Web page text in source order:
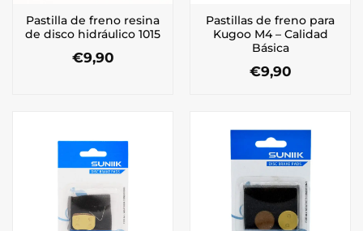
Pastilla de freno resina
de disco hidráulico 1015
€9,90
Pastillas de freno para
Kugoo M4 – Calidad
Básica
€9,90